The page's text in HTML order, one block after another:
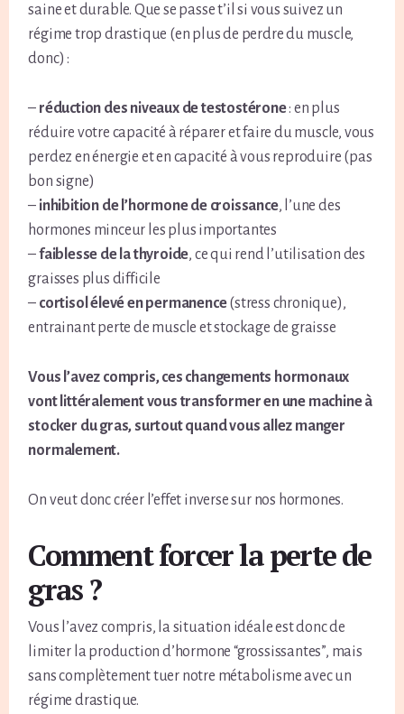
saine et durable. Que se passe t’il si vous suivez un
régime trop drastique (en plus de perdre du muscle,
donc) :
– réduction des niveaux de testostérone: en plus
réduire votre capacité à réparer et faire du muscle, vous
perdez en énergie et en capacité à vous reproduire (pas
bon signe)
– inhibition de l’hormone de croissance, l’une des
hormones minceur les plus importantes
–faiblesse de la thyroide, ce qui rend l’utilisation des
graisses plus difficile
– cortisol élevé en permanence(stress chronique),
entrainant perte de muscle et stockage de graisse
Vous l’avez compris, ces changements hormonaux
vont littéralement vous transformer en une machine à
stocker du gras, surtout quand vous allez manger
normalement.
On veut donc créer l’effet inverse sur nos hormones.
Comment forcer la perte de
gras ?
Vous l’avez compris, la situation idéale est donc de
limiter la production d’hormone “grossissantes”, mais
sans complètement tuer notre métabolisme avec un
régime drastique.